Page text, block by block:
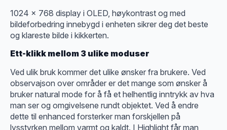
1024 x 768 display i OLED, høykontrast og med
bildeforbedring innebygd i enheten sikrer deg det beste
og klareste bilde i kikkerten.
Ett-klikk mellom 3 ulike moduser
Ved ulik bruk kommer det ulike ønsker fra brukere. Ved
observajson over områder er det mange som ønsker å
bruker natural mode for å få et helhentlig inntrykk av hva
man ser og omgivelsene rundt objektet. Ved å endre
dette til enhanced forsterker man forskjellen på
lysstyrken mellom varmt og kaldt. I Highlight får man